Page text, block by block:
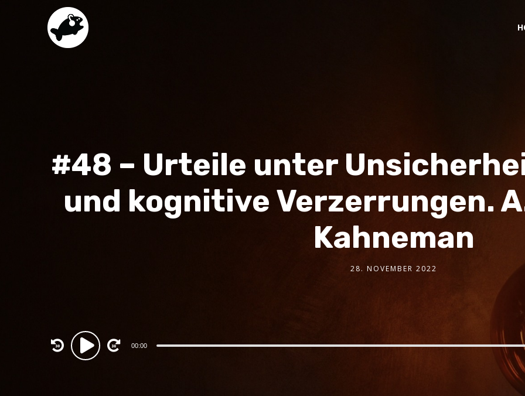
#48 – Urteile unter
und kognitive Verzerrungen.
Kahneman
28. NOVEMBER 2022
Audio
Player
00:00